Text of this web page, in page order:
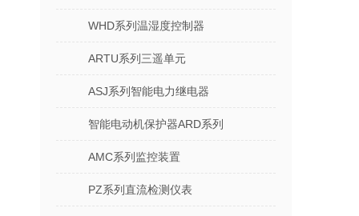
WHD系列温湿度控制器
ARTU系列三遥单元
ASJ系列智能电力继电器
智能电动机保护器ARD系列
AMC系列监控装置
PZ系列直流检测仪表